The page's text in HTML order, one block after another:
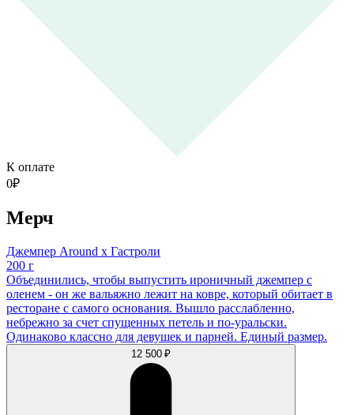
К оплате
0₽
Мерч
Джемпер Around х Гастроли
200 г
Объединились, чтобы выпустить ироничный джемпер с
оленем - он же вальяжно лежит на ковре, который обитает в
ресторане с самого основания. Вышло расслабленно,
небрежно за счет спущенных петель и по-уральски.
Одинаково классно для девушек и парней. Единый размер.
12 500 ₽